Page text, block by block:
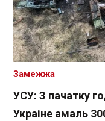
УСУ: З пачатку
Украіне амаль
Замежжа